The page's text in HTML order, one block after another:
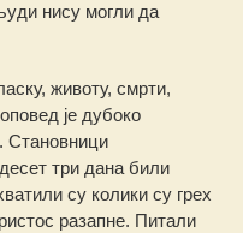
нису могли да
животу, смрти,
је дубоко
Становници
три дана били
су колики су грех
разапне. Питали